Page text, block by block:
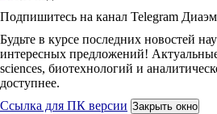
Подпишитесь на канал Telegram Диаэм
Будьте в курсе последних новостей
интересных предложений!
sciences, биотехнологий и
доступнее.
Ссылка для ПК версии Закрыть окно